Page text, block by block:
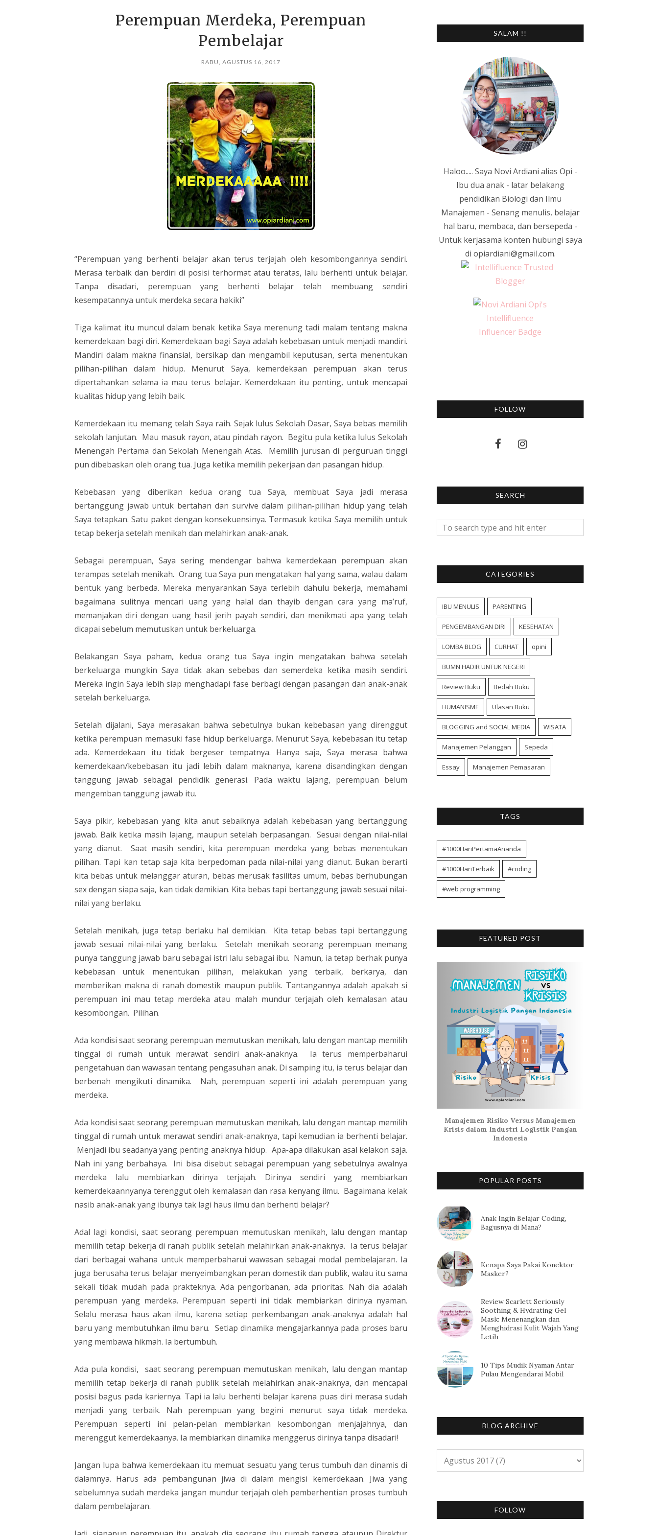
Perempuan Merdeka, Perempuan
Pembelajar
RABU, AGUSTUS 16, 2017
“Perempuan yang berhenti belajar akan terus terjajah oleh kesombongannya sendiri.
Merasa terbaik dan berdiri di posisi terhormat atau teratas, lalu berhenti untuk belajar.
Tanpa disadari, perempuan yang berhenti belajar telah membuang sendiri
kesempatannya untuk merdeka secara hakiki”
Tiga kalimat itu muncul dalam benak ketika Saya merenung tadi malam tentang makna
kemerdekaan bagi diri. Kemerdekaan bagi Saya adalah kebebasan untuk menjadi mandiri.
Mandiri dalam makna finansial, bersikap dan mengambil keputusan, serta menentukan
pilihan-pilihan dalam hidup. Menurut Saya, kemerdekaan perempuan akan terus
dipertahankan selama ia mau terus belajar. Kemerdekaan itu penting, untuk mencapai
kualitas hidup yang lebih baik.
Kemerdekaan itu memang telah Saya raih. Sejak lulus Sekolah Dasar, Saya bebas memilih
sekolah lanjutan. Mau masuk rayon, atau pindah rayon. Begitu pula ketika lulus Sekolah
Menengah Pertama dan Sekolah Menengah Atas. Memilih jurusan di perguruan tinggi
pun dibebaskan oleh orang tua. Juga ketika memilih pekerjaan dan pasangan hidup.
Kebebasan yang diberikan kedua orang tua Saya, membuat Saya jadi merasa
bertanggung jawab untuk bertahan dan survive dalam pilihan-pilihan hidup yang telah
Saya tetapkan. Satu paket dengan konsekuensinya. Termasuk ketika Saya memilih untuk
tetap bekerja setelah menikah dan melahirkan anak-anak.
Sebagai perempuan, Saya sering mendengar bahwa kemerdekaan perempuan akan
terampas setelah menikah. Orang tua Saya pun mengatakan hal yang sama, walau dalam
bentuk yang berbeda. Mereka menyarankan Saya terlebih dahulu bekerja, memahami
bagaimana sulitnya mencari uang yang halal dan thayib dengan cara yang ma’ruf,
memanjakan diri dengan uang hasil jerih payah sendiri, dan menikmati apa yang telah
dicapai sebelum memutuskan untuk berkeluarga.
Belakangan Saya paham, kedua orang tua Saya ingin mengatakan bahwa setelah
berkeluarga mungkin Saya tidak akan sebebas dan semerdeka ketika masih sendiri.
Mereka ingin Saya lebih siap menghadapi fase berbagi dengan pasangan dan anak-anak
setelah berkeluarga.
Setelah dijalani, Saya merasakan bahwa sebetulnya bukan kebebasan yang direnggut
ketika perempuan memasuki fase hidup berkeluarga. Menurut Saya, kebebasan itu tetap
ada. Kemerdekaan itu tidak bergeser tempatnya. Hanya saja, Saya merasa bahwa
kemerdekaan/kebebasan itu jadi lebih dalam maknanya, karena disandingkan dengan
tanggung jawab sebagai pendidik generasi. Pada waktu lajang, perempuan belum
mengemban tanggung jawab itu.
Saya pikir, kebebasan yang kita anut sebaiknya adalah kebebasan yang bertanggung
jawab. Baik ketika masih lajang, maupun setelah berpasangan. Sesuai dengan nilai-nilai
yang dianut. Saat masih sendiri, kita perempuan merdeka yang bebas menentukan
pilihan. Tapi kan tetap saja kita berpedoman pada nilai-nilai yang dianut. Bukan berarti
kita bebas untuk melanggar aturan, bebas merusak fasilitas umum, bebas berhubungan
sex dengan siapa saja, kan tidak demikian. Kita bebas tapi bertanggung jawab sesuai nilai-
nilai yang berlaku.
Setelah menikah, juga tetap berlaku hal demikian. Kita tetap bebas tapi bertanggung
jawab sesuai nilai-nilai yang berlaku. Setelah menikah seorang perempuan memang
punya tanggung jawab baru sebagai istri lalu sebagai ibu. Namun, ia tetap berhak punya
kebebasan untuk menentukan pilihan, melakukan yang terbaik, berkarya, dan
memberikan makna di ranah domestik maupun publik. Tantangannya adalah apakah si
perempuan ini mau tetap merdeka atau malah mundur terjajah oleh kemalasan atau
kesombongan. Pilihan.
Ada kondisi saat seorang perempuan memutuskan menikah, lalu dengan mantap memilih
tinggal di rumah untuk merawat sendiri anak-anaknya. Ia terus memperbaharui
pengetahuan dan wawasan tentang pengasuhan anak. Di samping itu, ia terus belajar dan
berbenah mengikuti dinamika. Nah, perempuan seperti ini adalah perempuan yang
merdeka.
Ada kondisi saat seorang perempuan memutuskan menikah, lalu dengan mantap memilih
tinggal di rumah untuk merawat sendiri anak-anaknya, tapi kemudian ia berhenti belajar.
Menjadi ibu seadanya yang penting anaknya hidup. Apa-apa dilakukan asal kelakon saja.
Nah ini yang berbahaya. Ini bisa disebut sebagai perempuan yang sebetulnya awalnya
merdeka lalu membiarkan dirinya terjajah. Dirinya sendiri yang membiarkan
kemerdekaannyanya terenggut oleh kemalasan dan rasa kenyang ilmu. Bagaimana kelak
nasib anak-anak yang ibunya tak lagi haus ilmu dan berhenti belajar?
Adal lagi kondisi, saat seorang perempuan memutuskan menikah, lalu dengan mantap
memilih tetap bekerja di ranah publik setelah melahirkan anak-anaknya. Ia terus belajar
dari berbagai wahana untuk memperbaharui wawasan sebagai modal pembelajaran. Ia
juga berusaha terus belajar menyeimbangkan peran domestik dan publik, walau itu sama
sekali tidak mudah pada prakteknya. Ada pengorbanan, ada prioritas. Nah dia adalah
perempuan yang merdeka. Perempuan seperti ini tidak membiarkan dirinya nyaman.
Selalu merasa haus akan ilmu, karena setiap perkembangan anak-anaknya adalah hal
baru yang membutuhkan ilmu baru. Setiap dinamika mengajarkannya pada proses baru
yang membawa hikmah. Ia bertumbuh.
Ada pula kondisi, saat seorang perempuan memutuskan menikah, lalu dengan mantap
memilih tetap bekerja di ranah publik setelah melahirkan anak-anaknya, dan mencapai
posisi bagus pada kariernya. Tapi ia lalu berhenti belajar karena puas diri merasa sudah
menjadi yang terbaik. Nah perempuan yang begini menurut saya tidak merdeka.
Perempuan seperti ini pelan-pelan membiarkan kesombongan menjajahnya, dan
merenggut kemerdekaanya. Ia membiarkan dinamika menggerus dirinya tanpa disadari!
Jangan lupa bahwa kemerdekaan itu memuat sesuatu yang terus tumbuh dan dinamis di
dalamnya. Harus ada pembangunan jiwa di dalam mengisi kemerdekaan. Jiwa yang
sebelumnya sudah merdeka jangan mundur terjajah oleh pemberhentian proses tumbuh
dalam pembelajaran.
SALAM !!
Haloo..... Saya Novi Ardiani alias Opi -
Ibu dua anak - latar belakang
pendidikan Biologi dan Ilmu
Manajemen - Senang menulis, belajar
hal baru, membaca, dan bersepeda -
Untuk kerjasama konten hubungi saya
di opiardiani@gmail.com.
FOLLOW
SEARCH
CATEGORIES
IBU MENULIS PARENTING
PENGEMBANGAN DIRI KESEHATAN
LOMBA BLOG CURHAT opini
BUMN HADIR UNTUK NEGERI
Review Buku Bedah Buku
HUMANISME Ulasan Buku
BLOGGING and SOCIAL MEDIA WISATA
Manajemen Pelanggan Sepeda
Essay Manajemen Pemasaran
TAGS
#1000HariPertamaAnanda
#1000HariTerbaik #coding
#web programming
FEATURED POST
Manajemen Risiko Versus Manajemen
Krisis dalam Industri Logistik Pangan
Indonesia
POPULAR POSTS
Anak Ingin Belajar Coding,
Bagusnya di Mana?
Kenapa Saya Pakai Konektor
Masker?
Review Scarlett Seriously
Soothing & Hydrating Gel
Mask: Menenangkan dan
Menghidrasi Kulit Wajah Yang
Letih
10 Tips Mudik Nyaman Antar
Pulau Mengendarai Mobil
BLOG ARCHIVE
FOLLOW